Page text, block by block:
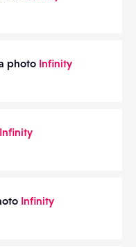
photo Infinity
Infinity
Infinity